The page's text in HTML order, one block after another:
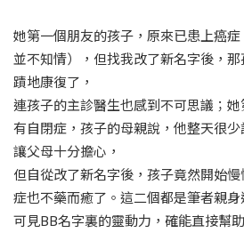
她第一個朋友的孩子，原來已患上癌
並不知情），但找我改了新名字後，
蹟地康復了，
連孩子的主診醫生也感到不可思議；
有自閉症，孩子的母親說，他整天很少
讓父母十分擔心，
但自從改了新名字後，孩子竟然開始
症也不藥而癒了。這二個都是筆者親身
可見BB名字裏的靈動力，確能直接幫